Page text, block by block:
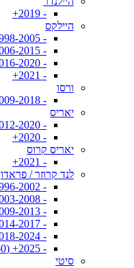
- 2019+
היילקס
- 1998-2005
- 2006-2015
- 2016-2020
- 2021+
ורסו
- 2009-2018
יאריס
- 2012-2020
- 2020+
יאריס קרוס
- 2021+
לנד קרוזר / פראדו
- 1996-2002 (J90)
- 2003-2008 (J120)
- 2009-2013 (J150)
- 2014-2017 (J150)
- 2018-2024 (J150)
- 2025+ (J250)
סיטי